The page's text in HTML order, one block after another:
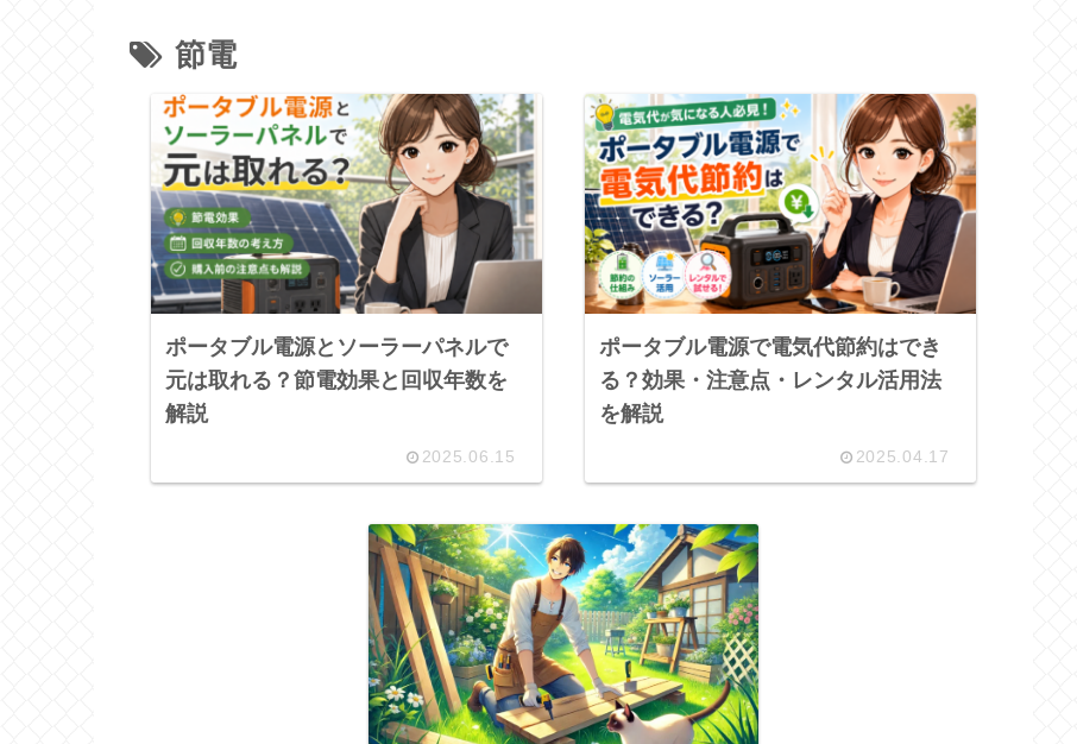
節電
ポータブル電源とソーラーパネルで
元は取れる？節電効果と回収年数を
解説
2025.06.15
ポータブル電源で電気代節約はでき
る？効果・注意点・レンタル活用法
を解説
2025.04.17